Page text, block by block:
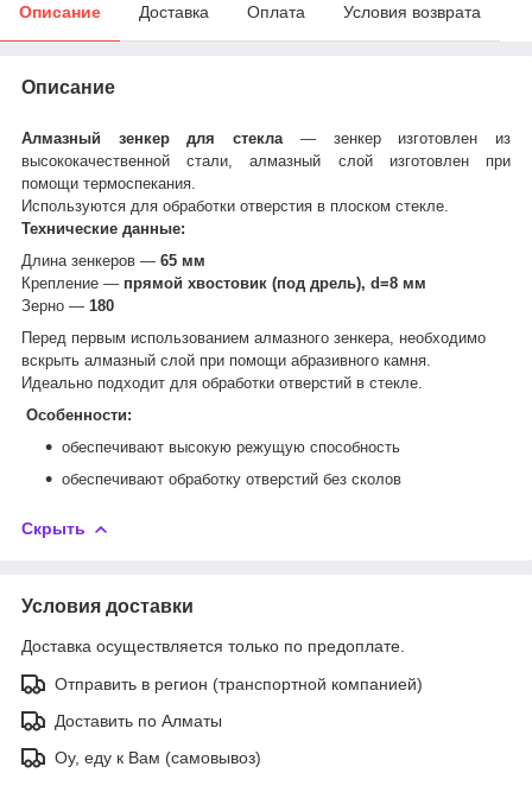
Описание Доставка Оплата Условия возврата
Описание
Алмазный зенкер для стекла ― зенкер изготовлен из
высококачественной стали, алмазный слой изготовлен при
помощи термоспекания.
Используются для обработки отверстия в плоском стекле.
Технические данные:
Длина зенкеров ― 65 мм
Крепление ― прямой хвостовик (под дрель), d=8 мм
Зерно ― 180
Перед первым использованием алмазного зенкера, необходимо
вскрыть алмазный слой при помощи абразивного камня.
Идеально подходит для обработки отверстий в стекле.
Особенности:
обеспечивают высокую режущую способность
обеспечивают обработку отверстий без сколов
Скрыть
Условия доставки
Доставка осуществляется только по предоплате.
Отправить в регион (транспортной компанией)
Доставить по Алматы
Оу, еду к Вам (самовывоз)